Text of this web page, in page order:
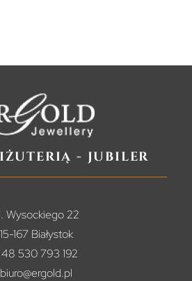
- jubiler
Wysockiego 22
15-167 Białystok
530 793 192
biuro@ergold.pl